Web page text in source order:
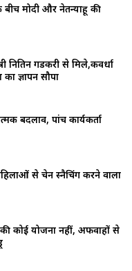
मोदी और नेतन्याहू की
नितिन गडकरी से मिले,कवर्धा
ज्ञापन सौपा
बदलाव, पांच कार्यकर्ता
से चेन स्नैचिंग करने वाला
कोई योजना नहीं, अफवाहों से